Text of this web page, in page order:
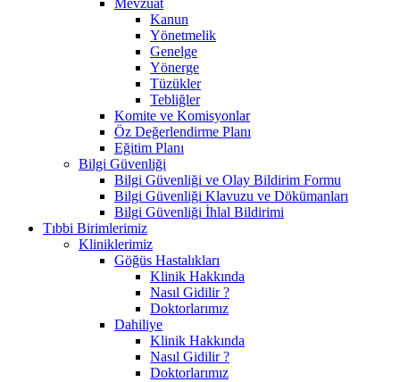
Kanun
Yönetmelik
Genelge
Yönerge
Tüzükler
Tebliğler
Komite ve Komisyonlar
Öz Değerlendirme Planı
Eğitim Planı
Bilgi Güvenliği
Bilgi Güvenliği ve Olay Bildirim Formu
Bilgi Güvenliği Klavuzu ve Dökümanları
Bilgi Güvenliği İhlal Bildirimi
Tıbbi Birimlerimiz
Kliniklerimiz
Göğüs Hastalıkları
Klinik Hakkında
Nasıl Gidilir ?
Doktorlarımız
Dahiliye
Klinik Hakkında
Nasıl Gidilir ?
Doktorlarımız